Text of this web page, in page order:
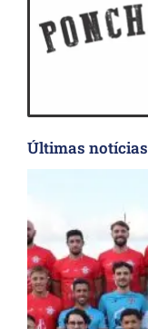
Últimas notícias